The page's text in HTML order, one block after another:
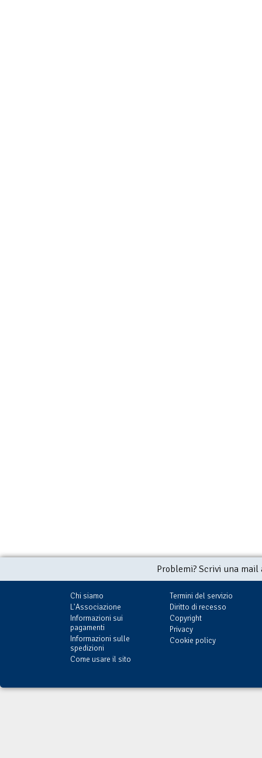
Problemi? Scrivi una
Chi siamo
L'Associazione
Informazioni sui
pagamenti
Informazioni sulle
spedizioni
Come usare il sito
Termini del servizio
Diritto di recesso
Copyright
Privacy
Cookie policy